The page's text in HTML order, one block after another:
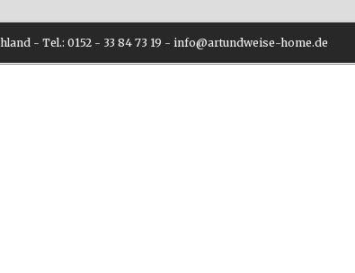
- Tel.: 0152 - 33 84 73 19 - info@artundweise-home.de